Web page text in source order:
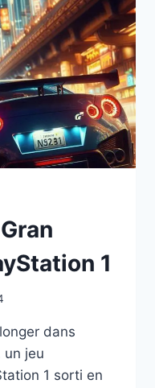
1
dans
un jeu
1 sorti en